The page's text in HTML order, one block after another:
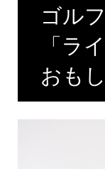
ゴル
「ラ
おも